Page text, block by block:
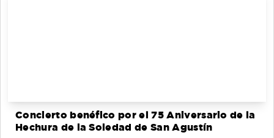
Concierto benéfico por el 75 Aniversario de la
Hechura de la Soledad de San Agustín